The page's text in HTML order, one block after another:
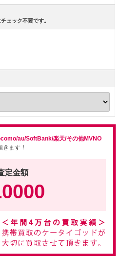
ェック不要です。
au/SoftBank/楽天/その他MVNO
ます！
定金額